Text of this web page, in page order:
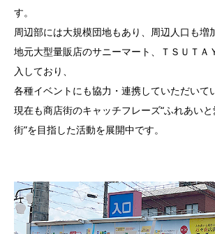
す。
周辺部には大規模団地もあり、周辺人口も増
地元大型量販店のサニーマート、ＴＳＵＴＡ
入しており、
各種イベントにも協力・連携していただいて
現在も商店街のキャッチフレーズ“ふれあい
街”を目指した活動を展開中です。